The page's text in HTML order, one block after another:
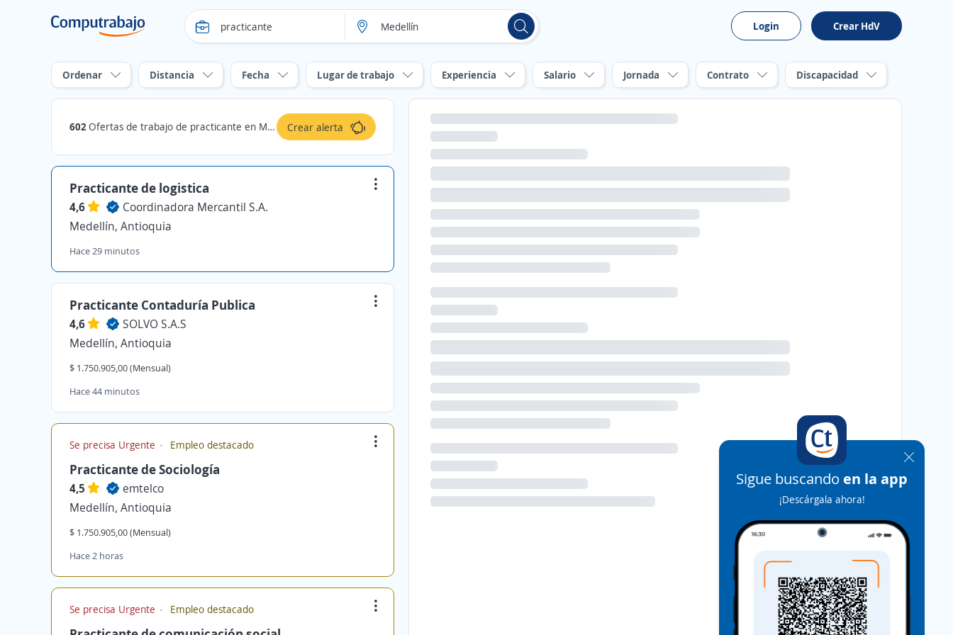
Login Crear HdV
Ordenar Distancia Fecha Lugar de trabajo Experiencia Salario Jornada Contrato Discapacidad
602Ofertas de trabajo de practicante en Medellín, Antioquia Crear alerta
Practicante de logistica
4,6
Coordinadora Mercantil S.A.
Medellín, Antioquia
Hace 29 minutos
Practicante Contaduría Publica
4,6
SOLVO S.A.S
Medellín, Antioquia
$ 1.750.905,00 (Mensual)
Hace 44 minutos
Se precisa Urgente Empleo destacado
Practicante de Sociología
4,5
emtelco
Medellín, Antioquia
$ 1.750.905,00 (Mensual)
Hace 2 horas
Se precisa Urgente Empleo destacado
Sigue buscando en la app
¡Descárgala ahora!